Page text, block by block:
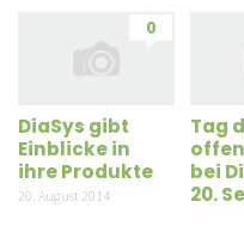
0
DiaSys gibt
Einblicke in
ihre Produkte
20. August 2014
Tag
bei
20.